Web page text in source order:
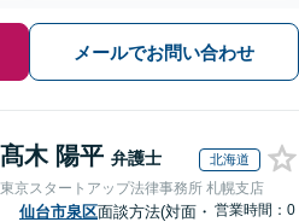
メールでお問い合わせ
髙木 陽平 弁護士 北海道
東京スタートアップ法律事務所 札幌支店
仙台市泉区面談方法(対面・ 営業時間：0